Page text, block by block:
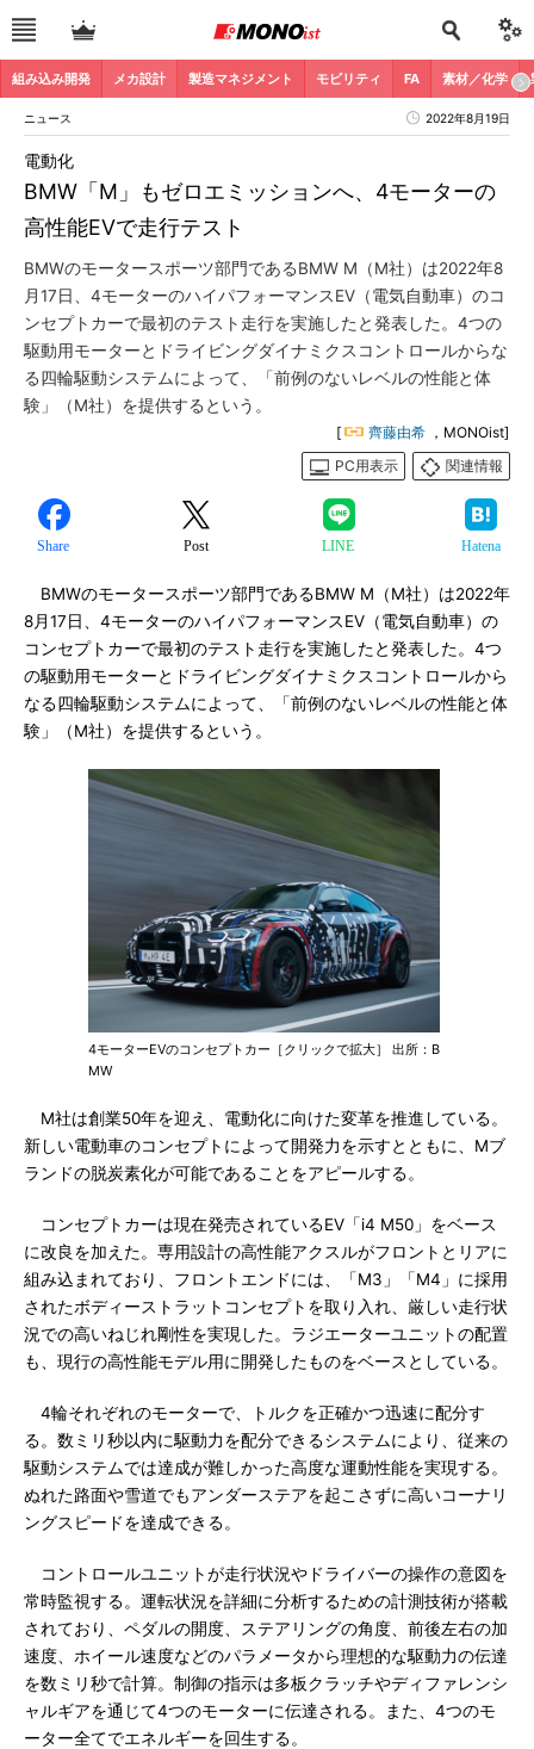
組み込み開発 メカ設計 製造マネジメント モビリティ FA 素材／化学
ニュース 2022年8月19日
BMW「M」もゼロエミッションへ、4モーターの
高性能EVで走行テスト
電動化
BMWのモータースポーツ部門であるBMW M（M社）は2022年8
月17日、4モーターのハイパフォーマンスEV（電気自動車）のコ
ンセプトカーで最初のテスト走行を実施したと発表した。4つの
駆動用モーターとドライビングダイナミクスコントロールからな
る四輪駆動システムによって、「前例のないレベルの性能と体
験」（M社）を提供するという。
[ 齊藤由希 ，MONOist]
PC用表示
関連情報
Share Post LINE Hatena
BMWのモータースポーツ部門であるBMW M（M社）は2022年
8月17日、4モーターのハイパフォーマンスEV（電気自動車）の
コンセプトカーで最初のテスト走行を実施したと発表した。4つ
の駆動用モーターとドライビングダイナミクスコントロールから
なる四輪駆動システムによって、「前例のないレベルの性能と体
験」（M社）を提供するという。
4モーターEVのコンセプトカー［クリックで拡大］ 出所：B
MW
M社は創業50年を迎え、電動化に向けた変革を推進している。
新しい電動車のコンセプトによって開発力を示すとともに、Mブ
ランドの脱炭素化が可能であることをアピールする。
コンセプトカーは現在発売されているEV「i4 M50」をベース
に改良を加えた。専用設計の高性能アクスルがフロントとリアに
組み込まれており、フロントエンドには、「M3」「M4」に採用
されたボディーストラットコンセプトを取り入れ、厳しい走行状
況での高いねじれ剛性を実現した。ラジエーターユニットの配置
も、現行の高性能モデル用に開発したものをベースとしている。
4輪それぞれのモーターで、トルクを正確かつ迅速に配分す
る。数ミリ秒以内に駆動力を配分できるシステムにより、従来の
駆動システムでは達成が難しかった高度な運動性能を実現する。
ぬれた路面や雪道でもアンダーステアを起こさずに高いコーナリ
ングスピードを達成できる。
コントロールユニットが走行状況やドライバーの操作の意図を
常時監視する。運転状況を詳細に分析するための計測技術が搭載
されており、ペダルの開度、ステアリングの角度、前後左右の加
速度、ホイール速度などのパラメータから理想的な駆動力の伝達
を数ミリ秒で計算。制御の指示は多板クラッチやディファレンシ
ャルギアを通じて4つのモーターに伝達される。また、4つのモ
ーター全てでエネルギーを回生する。